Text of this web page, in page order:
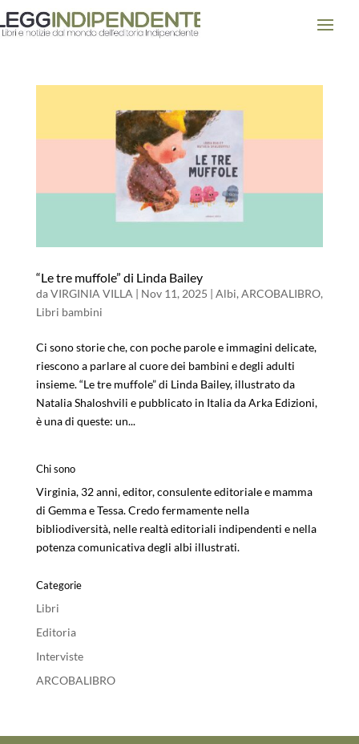
“Le tre muffole” di Linda Bailey
daVIRGINIA VILLA | Nov 11, 2025 | Albi, ARCOBALIBRO,
Libri bambini
Ci sono storie che, con poche parole e immagini delicate,
riescono a parlare al cuore dei bambini e degli adulti
insieme. “Le tre muffole” di Linda Bailey, illustrato da
Natalia Shaloshvili e pubblicato in Italia da Arka Edizioni,
è una di queste: un...
Chi sono
Virginia, 32 anni, editor, consulente editoriale e mamma
di Gemma e Tessa. Credo fermamente nella
bibliodiversità, nelle realtà editoriali indipendenti e nella
potenza comunicativa degli albi illustrati.
Categorie
Libri
Editoria
Interviste
ARCOBALIBRO